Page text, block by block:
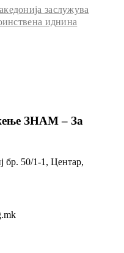
заслужува
иднина
ЗНАМ – За
бр. 50/1-1, Центар,